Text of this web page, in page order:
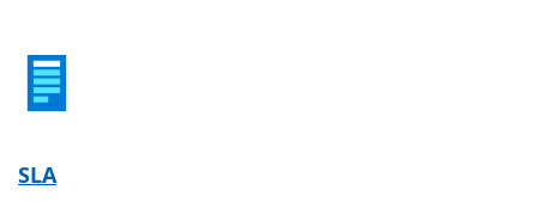
SLA